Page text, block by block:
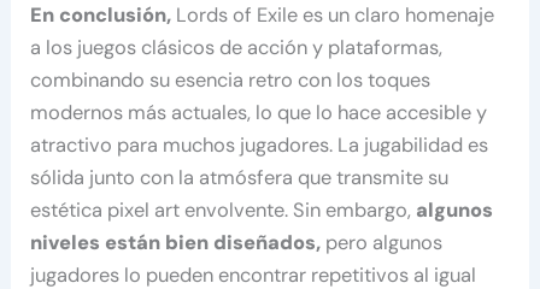
En conclusión, Lords of Exile es un claro homenaje
a los juegos clásicos de acción y plataformas,
combinando su esencia retro con los toques
modernos más actuales, lo que lo hace accesible y
atractivo para muchos jugadores. La jugabilidad es
sólida junto con la atmósfera que transmite su
estética pixel art envolvente. Sin embargo, algunos
niveles están bien diseñados, pero algunos
jugadores lo pueden encontrar repetitivos al igual